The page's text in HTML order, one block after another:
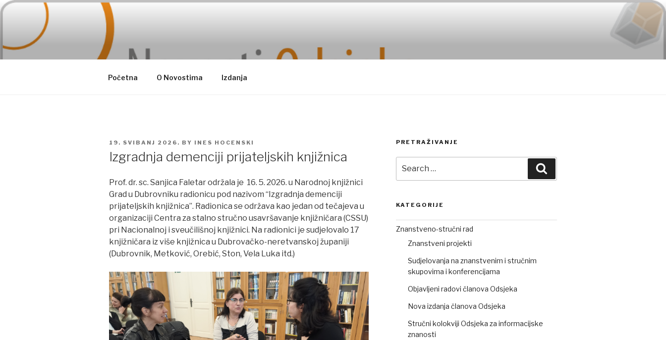
Skip
Početna O Novostima Izdanja
POSTED
ON
19. SVIBANJ 2026. BY INES HOCENSKI
Izgradnja demenciji prijateljskih knjižnica
Prof. dr. sc. Sanjica Faletar održala je 16. 5. 2026. u Narodnoj knjižnici
Grad u Dubrovniku radionicu pod nazivom “Izgradnja demenciji
prijateljskih knjižnica”. Radionica se održava kao jedan od tečajeva u
organizaciji Centra za stalno stručno usavršavanje knjižničara (CSSU)
pri Nacionalnoj i sveučilišnoj knjižnici. Na radionici je sudjelovalo 17
knjižničara iz više knjižnica u Dubrovačko-neretvanskoj županiji
(Dubrovnik, Metković, Orebić, Ston, Vela Luka itd.)
PRETRAŽIVANJE
for:
KATEGORIJE
Znanstveno-stručni rad
Znanstveni projekti
Sudjelovanja na znanstvenim i stručnim
skupovima i konferencijama
Objavljeni radovi članova Odsjeka
Nova izdanja članova Odsjeka
Stručni kolokviji Odsjeka za informacijske
znanosti